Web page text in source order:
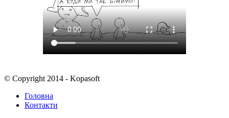
© Copyright 2014 - Kopasoft
Головна
Контакти